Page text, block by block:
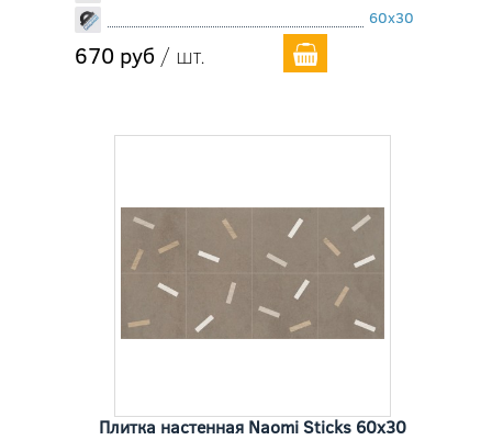
60x30
670 руб / шт.
Плитка настенная Naomi Sticks 60x30